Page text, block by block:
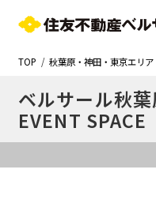
TOP
秋葉原・神田・東京エリア
ベルサール秋葉
EVENT SPACE